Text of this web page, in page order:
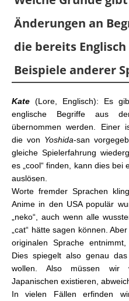
Änderungen an
die bereits
Beispiele anderer
Kate (Lore, Englisch): Es
englische Begriffe aus
übernommen werden. Einer
die von Yoshida-san
gleiche Spielerfahrung
es „cool“ finden, kann dies bei
auslösen.
Worte fremder Sprachen
Anime in den USA populär
„neko“, auch wenn alle
„cat“ hätte sagen können.
originalen Sprache
Dies spiegelt also genau
wollen. Also müssen wir
Japanischen existieren,
In vielen Fällen erfinden